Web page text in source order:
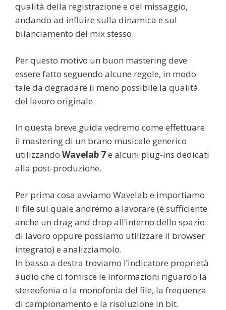
qualità della registrazione e del missaggio,
andando ad influire sulla dinamica e sul
bilanciamento del mix stesso.
Per questo motivo un buon mastering deve
essere fatto seguendo alcune regole, in modo
tale da degradare il meno possibile la qualità
del lavoro originale.
In questa breve guida vedremo come effettuare
il mastering di un brano musicale generico
utilizzando Wavelab 7e alcuni plug-ins dedicati
alla post-produzione.
Per prima cosa avviamo Wavelab e importiamo
il file sul quale andremo a lavorare (è sufficiente
anche un drag and drop all’interno dello spazio
di lavoro oppure possiamo utilizzare il browser
integrato) e analizziamolo.
In basso a destra troviamo l’indicatore proprietà
audio che ci fornisce le informazioni riguardo la
stereofonia o la monofonia del file, la frequenza
di campionamento e la risoluzione in bit.